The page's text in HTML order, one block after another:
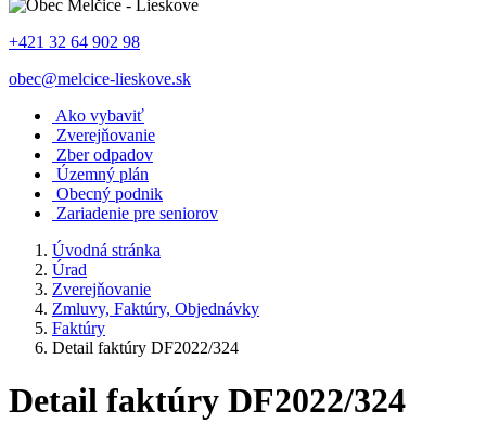
+421 32 64 902 98
obec@melcice-lieskove.sk
Ako vybaviť
Zverejňovanie
Zber odpadov
Územný plán
Obecný podnik
Zariadenie pre seniorov
Úvodná stránka
Úrad
Zverejňovanie
Zmluvy, Faktúry, Objednávky
Faktúry
Detail faktúry DF2022/324
Detail faktúry DF2022/324